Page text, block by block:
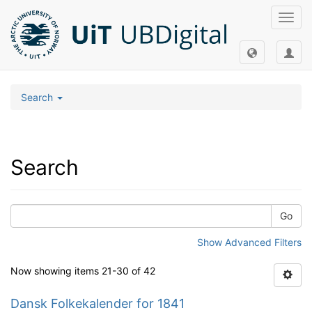
Search
Search
Go
Show Advanced Filters
Now showing items 21-30 of 42
Dansk Folkekalender for 1841